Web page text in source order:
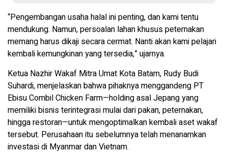
“Pengembangan usaha halal ini penting, dan kami tentu
mendukung. Namun, persoalan lahan khusus peternakan
memang harus dikaji secara cermat. Nanti akan kami pelajari
kembali kemungkinan yang tersedia,” ujarnya.
Ketua Nazhir Wakaf Mitra Umat Kota Batam, Rudy Budi
Suhardi, menjelaskan bahwa pihaknya menggandeng PT
Ebisu Combil Chicken Farm—holding asal Jepang yang
memiliki bisnis terintegrasi mulai dari pakan, peternakan,
hingga restoran—untuk mengoptimalkan kembali aset wakaf
tersebut. Perusahaan itu sebelumnya telah menanamkan
investasi di Myanmar dan Vietnam.